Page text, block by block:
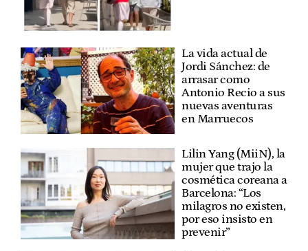
La vida actual de
Jordi Sánchez: de
arrasar como
Antonio Recio a sus
nuevas aventuras
en Marruecos
Lilin Yang (MiiN), la
mujer que trajo la
cosmética coreana a
Barcelona: “Los
milagros no existen,
por eso insisto en
prevenir”